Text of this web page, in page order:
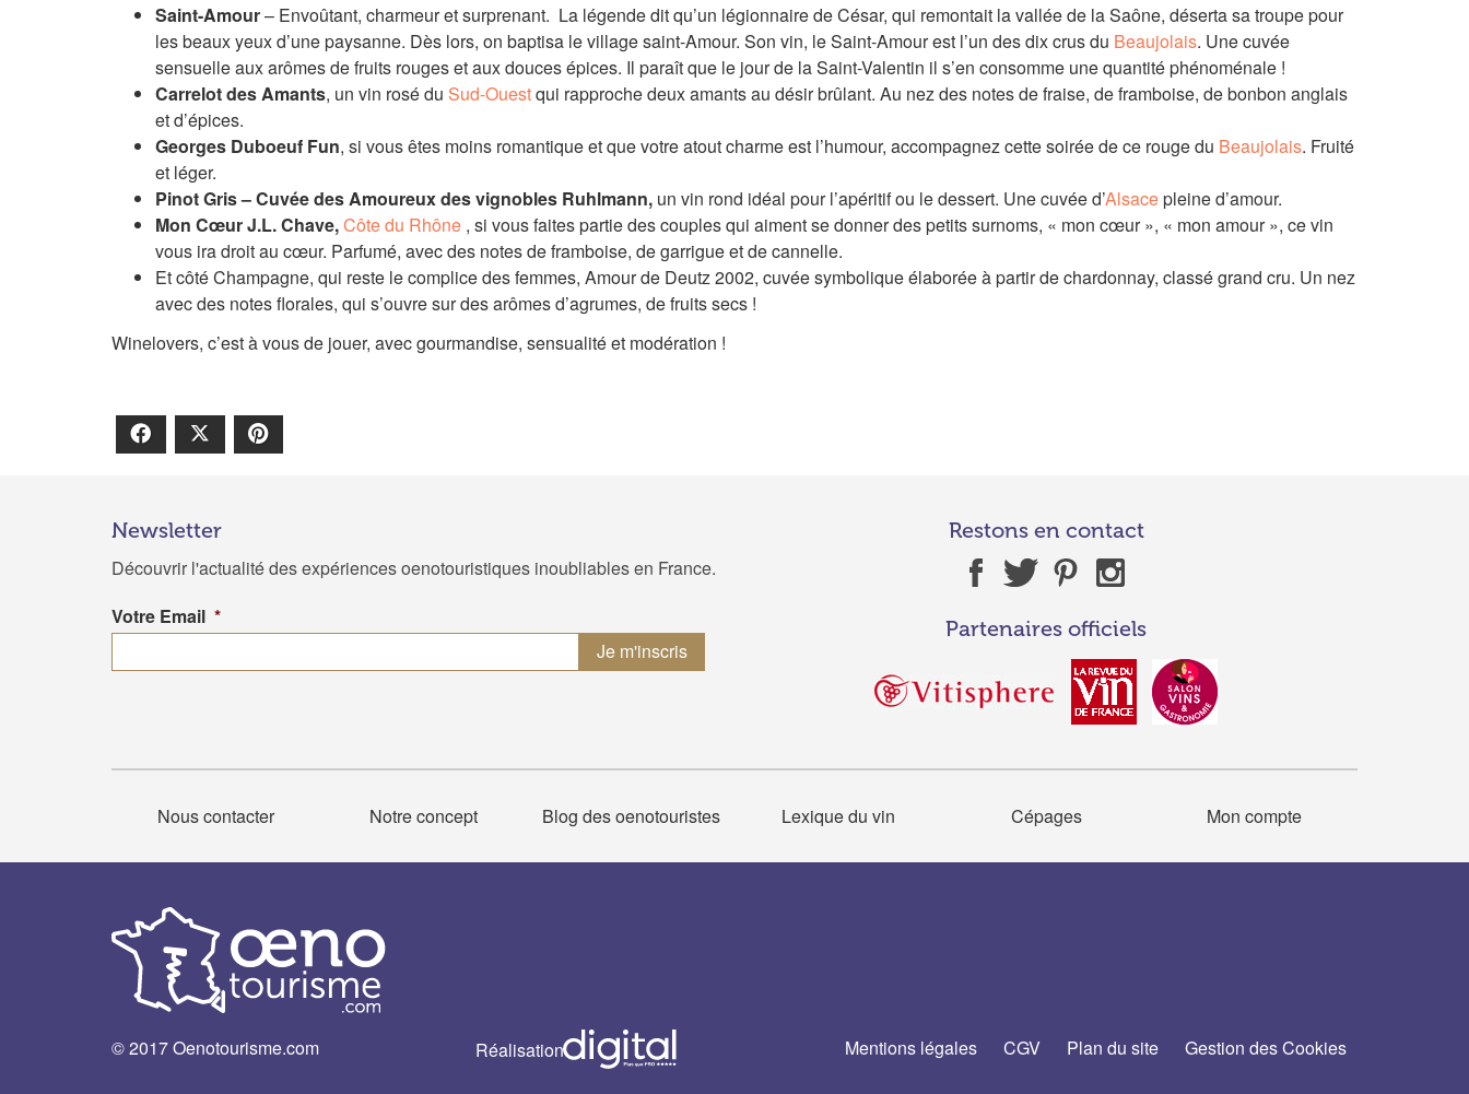
Saint-Amour– Envoûtant, charmeur et surprenant. La légende dit qu’un légionnaire de César, qui remontait la vallée de la Saône, déserta sa troupe pour
les beaux yeux d’une paysanne. Dès lors, on baptisa le village saint-Amour. Son vin, le Saint-Amour est l’un des dix crus du Beaujolais. Une cuvée
sensuelle aux arômes de fruits rouges et aux douces épices. Il paraît que le jour de la Saint-Valentin il s’en consomme une quantité phénoménale !
Carrelot des Amants, un vin rosé du Sud-Ouestqui rapproche deux amants au désir brûlant. Au nez des notes de fraise, de framboise, de bonbon anglais
et d’épices.
Georges Duboeuf Fun, si vous êtes moins romantique et que votre atout charme est l’humour, accompagnez cette soirée de ce rouge du Beaujolais. Fruité
et léger.
Pinot Gris – Cuvée des Amoureux des vignobles Ruhlmann, un vin rond idéal pour l’apéritif ou le dessert. Une cuvée d’Alsacepleine d’amour.
Mon Cœur J.L. Chave,Côte du Rhône , si vous faites partie des couples qui aiment se donner des petits surnoms, « mon cœur », « mon amour », ce vin
vous ira droit au cœur. Parfumé, avec des notes de framboise, de garrigue et de cannelle.
Et côté Champagne, qui reste le complice des femmes, Amour de Deutz 2002, cuvée symbolique élaborée à partir de chardonnay, classé grand cru. Un nez
avec des notes florales, qui s’ouvre sur des arômes d’agrumes, de fruits secs !
Winelovers, c’est à vous de jouer, avec gourmandise, sensualité et modération !
Facebook
Newsletter
Découvrir l'actualité des expériences oenotouristiques inoubliables en France.
Votre Email *
Restons en contact
Partenaires officiels
Nous contacter Notre concept Blog des oenotouristes Lexique du vin Cépages Mon compte
© 2017 Oenotourisme.com Réalisation Mentions légales CGV Plan du site Gestion des Cookies